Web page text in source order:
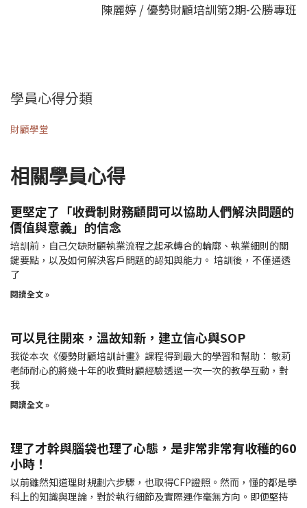
陳麗婷 / 優勢財顧培訓第2期-公勝專班
學員心得分類
財顧學堂
相關學員心得
更堅定了「收費制財務顧問可以協助人們解決問題的
價值與意義」的信念
培訓前，自己欠缺財顧執業流程之起承轉合的輪廓、執業細則的關
鍵要點，以及如何解決客戶問題的認知與能力。 培訓後，不僅通透
了
閱讀全文 »
可以見往開來，溫故知新，建立信心與SOP
我從本次《優勢財顧培訓計畫》課程得到最大的學習和幫助： 敏莉
老師耐心的將幾十年的收費財顧經驗透過一次一次的教學互動，對
我
閱讀全文 »
理了才幹與腦袋也理了心態，是非常非常有收穫的60
小時！
以前雖然知道理財規劃六步驟，也取得CFP證照。然而，懂的都是學
科上的知識與理論，對於執行細節及實際運作毫無方向。即便堅持